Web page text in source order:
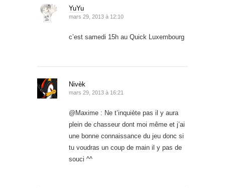
YuYu
mars 29, 2013 à 12:10
c’est samedi 15h au Quick Luxembourg
Nivèk
mars 29, 2013 à 16:21
@Maxime : Ne t’inquiète pas il y aura
plein de chasseur dont moi même et j’ai
une bonne connaissance du jeu donc si
tu voudras un coup de main il y pas de
souci ^^